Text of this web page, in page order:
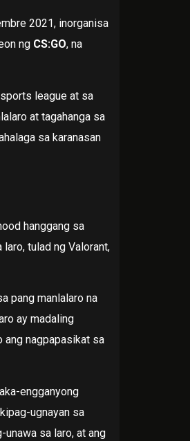
2021, inorganisa
ng CS:GO, na
league at sa
at tagahanga sa
sa karanasan
hanggang sa
tulad ng Valorant,
pang manlalaro na
ay madaling
ang nagpapasikat sa
engganyong
ugnayan sa
unawa sa laro, at ang